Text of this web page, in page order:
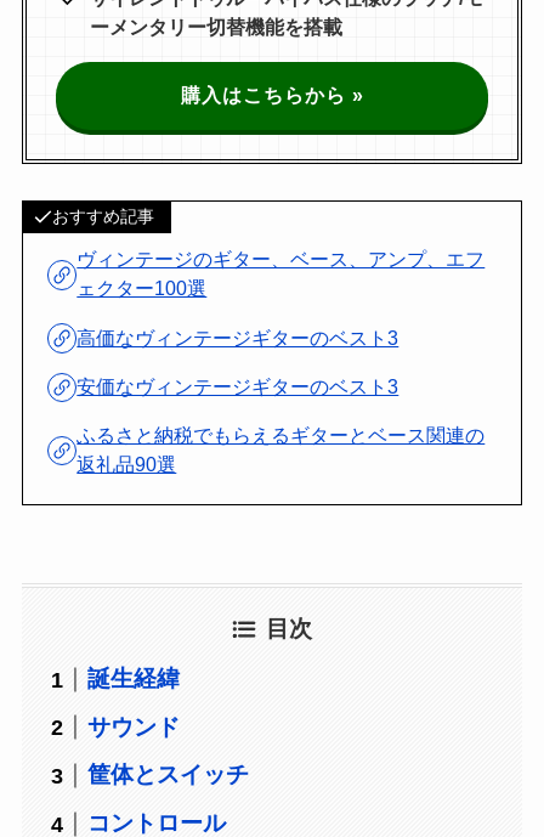
ーメンタリー切替機能を搭載
購入はこちらから »
おすすめ記事
ヴィンテージのギター、ベース、アンプ、エフ
ェクター100選
高価なヴィンテージギターのベスト3
安価なヴィンテージギターのベスト3
ふるさと納税でもらえるギターとベース関連の
返礼品90選
目次
誕生経緯
サウンド
筐体とスイッチ
コントロール